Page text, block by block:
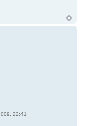
22:41